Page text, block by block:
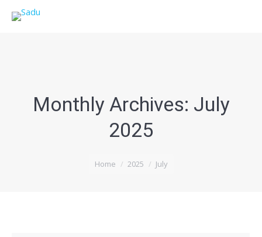
Monthly Archives: July
2025
Home 2025 July